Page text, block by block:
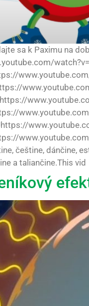
sa k Paximu na
češtine, dánčine,
a taliančine.This vid